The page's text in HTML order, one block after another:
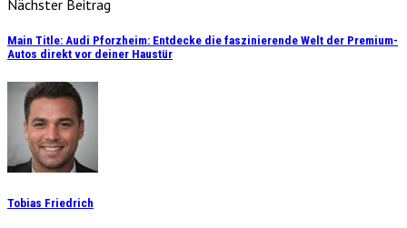
Nächster Beitrag
Main Title: Audi Pforzheim: Entdecke die faszinierende Welt der Premium-
Autos direkt vor deiner Haustür
Tobias Friedrich